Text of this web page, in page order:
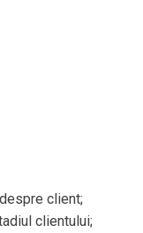
client;
clientului;